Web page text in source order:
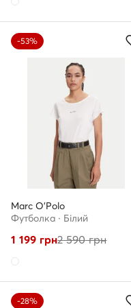
-53%
Marc O'Polo
Футболка · Білий
1 199 грн2 590грн
-28%